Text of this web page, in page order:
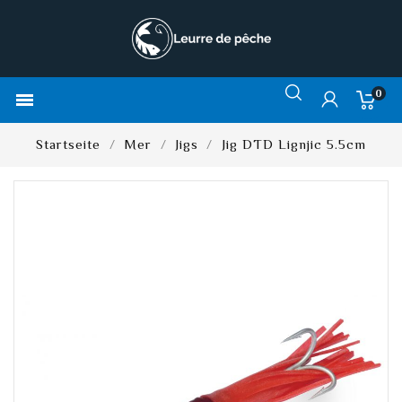
 0
Startseite Mer Jigs Jig DTD Lignjic 5.5cm